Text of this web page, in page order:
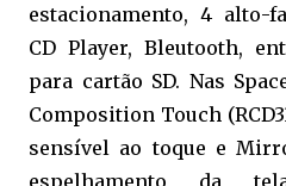
estacionamento, 4 alto-
CD Player, Bleutooth,
para cartão SD. Nas
Composition Touch
sensível ao toque e